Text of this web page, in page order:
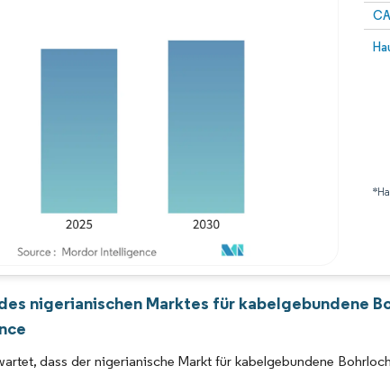
nigerianischen Marktes für kabelgebundene
dass der nigerianische Markt für kabelgebundene